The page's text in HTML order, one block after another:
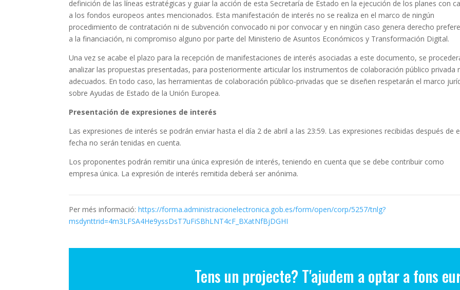
definición de las líneas estratégicas y guiar la acción de esta Secretaría de Estado en la ejecución de los planes con
a los fondos europeos antes mencionados. Esta manifestación de interés no se realiza en el marco de ningún
procedimiento de contratación ni de subvención convocado ni por convocar y en ningún caso genera derecho
a la financiación, ni compromiso alguno por parte del Ministerio de Asuntos Económicos y Transformación Digital.
Una vez se acabe el plazo para la recepción de manifestaciones de interés asociadas a este documento, se
analizar las propuestas presentadas, para posteriormente articular los instrumentos de colaboración público privada
adecuados. En todo caso, las herramientas de colaboración público-privadas que se diseñen respetarán el marco
sobre Ayudas de Estado de la Unión Europea.
Presentación de expresiones de interés
Las expresiones de interés se podrán enviar hasta el día 2 de abril a las 23:59. Las expresiones recibidas después de
fecha no serán tenidas en cuenta.
Los proponentes podrán remitir una única expresión de interés, teniendo en cuenta que se debe contribuir como
empresa única. La expresión de interés remitida deberá ser anónima.
Per més informació:https://forma.administracionelectronica.gob.es/form/open/corp/5257/tnlg?
msdynttrid=4m3LFSA4He9yssDsT7uFiSBhLNT4cF_BXatNfBjDGHI
Tens un projecte? T'ajudem a optar a fons